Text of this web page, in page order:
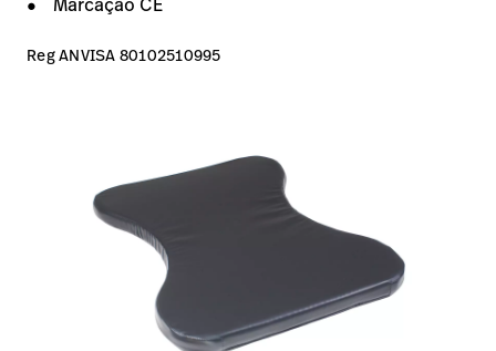
Reg ANVISA 80102510995